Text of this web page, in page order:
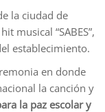
la ciudad de
musical “SABES”,
establecimiento.
en donde
la canción y
la paz escolar y